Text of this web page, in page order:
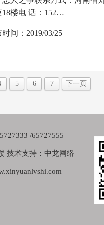
18楼电 话：152…
时间：2019/03/25
5 6 7 下一页
/65727555
技术支持：中龙网络